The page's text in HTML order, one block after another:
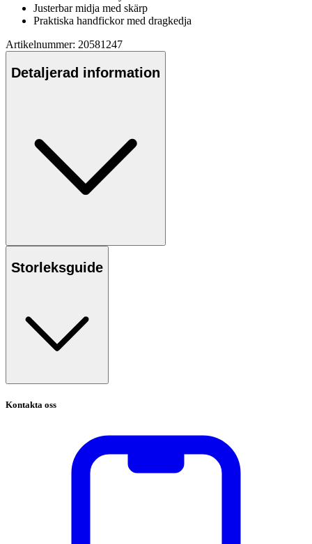
Justerbar midja med skärp
Praktiska handfickor med dragkedja
Artikelnummer: 20581247
Detaljerad information
Storleksguide
Kontakta oss